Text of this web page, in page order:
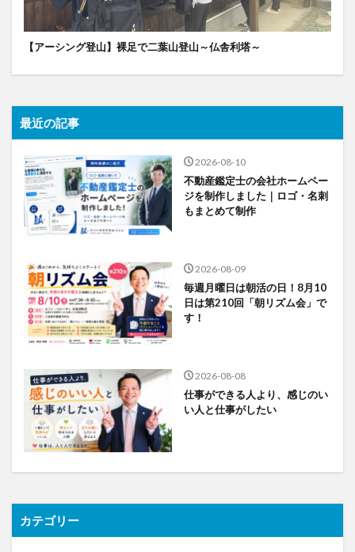
【アーシング登山】裸足で二葉山登山～仏舎利塔～
最近の記事
2026-08-10
不動産鑑定士の会社ホームペー
ジを制作しました｜ロゴ・名刺
もまとめて制作
2026-08-09
毎週月曜日は朝活の日！8月10
日は第210回「朝リズム会」で
す！
2026-08-08
仕事ができる人より、感じのい
い人と仕事がしたい
カテゴリー